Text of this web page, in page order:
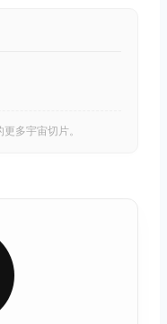
多宇宙切片。